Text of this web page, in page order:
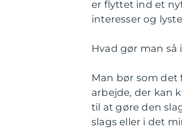
er flyttet ind et
interesser og
Hvad gør man
Man bør som det
arbejde, der kan
til at gøre den
slags eller i det